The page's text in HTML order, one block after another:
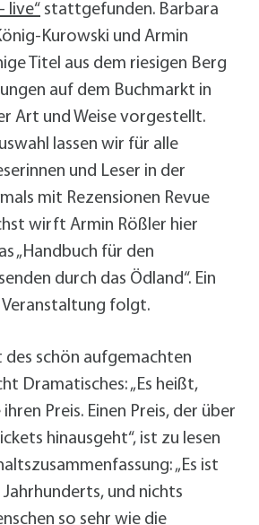
live“ stattgefunden. Barbara
Kurowski und Armin
Titel aus dem riesigen Berg
auf dem Buchmarkt in
Art und Weise vorgestellt.
lassen wir für alle
und Leser in der
mit Rezensionen Revue
wirft Armin Rößler hier
„Handbuch für den
durch das Ödland“. Ein
folgt.
des schön aufgemachten
Dramatisches: „Es heißt,
Preis. Einen Preis, der über
hinausgeht“, ist zu lesen
„Es ist
Jahrhunderts, und nichts
so sehr wie die